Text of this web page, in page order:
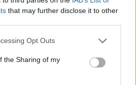
that may further disclose it to other
Opt Outs
the Sharing of my
taki test?
być (krępująca treść)
muszę skorzystać z toalety ,